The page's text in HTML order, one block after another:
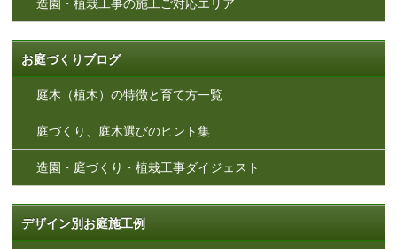
造園・植栽工事の施工ご対応エリア
お庭づくりブログ
庭木（植木）の特徴と育て方一覧
庭づくり、庭木選びのヒント集
造園・庭づくり・植栽工事ダイジェスト
デザイン別お庭施工例